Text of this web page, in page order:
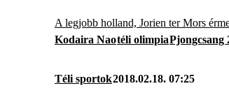
A legjobb holland, Jorien ter Mors
Kodaira Naotéli olimpiaPjongcsang
Téli sportok2018.02.18. 07:25